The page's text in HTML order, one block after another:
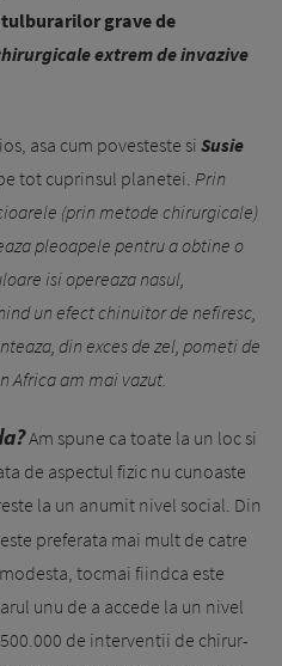
tulburarilor grave de
extrem de invazive
asa cum povesteste si Susie
tot cuprinsul pla­netei. Prin
(prin metode chirurgicale)
pleoapele pentru a obtine o
isi opereaza nasul,
un efect chinuitor de nefiresc,
din exces de zel, pometi de
Africa am mai vazut.
Am spune ca toate la un loc si
de aspectul fizic nu cunoaste
la un anumit nivel social. Din
este preferata mai mult de catre
tocmai fiindca este
unu de a accede la un nivel
de interventii de chirur­